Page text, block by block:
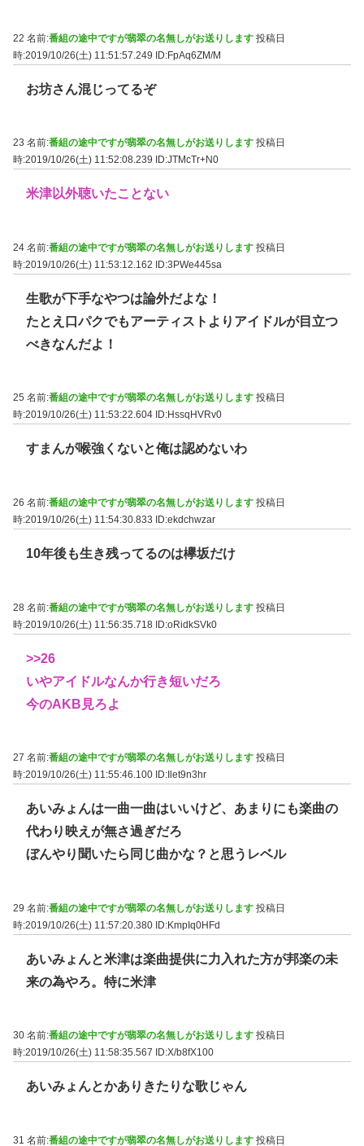
22 名前:番組の途中ですが翡翠の名無しがお送りします 投稿日
時:2019/10/26(土) 11:51:57.249 ID:FpAq6ZM/M
お坊さん混じってるぞ
23 名前:番組の途中ですが翡翠の名無しがお送りします 投稿日
時:2019/10/26(土) 11:52:08.239
ID:JTMcTr+N0
米津以外聴いたことない
24 名前:番組の途中ですが翡翠の名無しがお送りします 投稿日
時:2019/10/26(土) 11:53:12.162 ID:3PWe445sa
生歌が下手なやつは論外だよな！
たとえ口パクでもアーティストよりアイドルが目立つ
べきなんだよ！
25 名前:番組の途中ですが翡翠の名無しがお送りします 投稿日
時:2019/10/26(土) 11:53:22.604 ID:HssqHVRv0
すまんが喉強くないと俺は認めないわ
26 名前:番組の途中ですが翡翠の名無しがお送りします 投稿日
時:2019/10/26(土) 11:54:30.833
ID:ekdchwzar
10年後も生き残ってるのは欅坂だけ
28 名前:番組の途中ですが翡翠の名無しがお送りします 投稿日
時:2019/10/26(土) 11:56:35.718 ID:oRidkSVk0
>>26
いやアイドルなんか行き短いだろ
今のAKB見ろよ
27 名前:番組の途中ですが翡翠の名無しがお送りします 投稿日
時:2019/10/26(土) 11:55:46.100 ID:Ilet9n3hr
あいみょんは一曲一曲はいいけど、あまりにも楽曲の
代わり映えが無さ過ぎだろ
ぼんやり聞いたら同じ曲かな？と思うレベル
29 名前:番組の途中ですが翡翠の名無しがお送りします 投稿日
時:2019/10/26(土) 11:57:20.380 ID:KmpIq0HFd
あいみょんと米津は楽曲提供に力入れた方が邦楽の未
来の為やろ。特に米津
30 名前:番組の途中ですが翡翠の名無しがお送りします 投稿日
時:2019/10/26(土) 11:58:35.567
ID:X/b8fX100
あいみょんとかありきたりな歌じゃん
31 名前:番組の途中ですが翡翠の名無しがお送りします 投稿日